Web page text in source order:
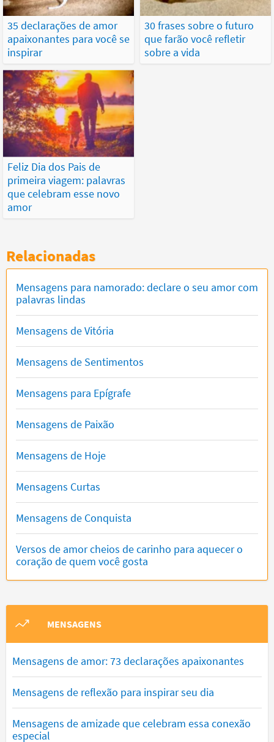
35 declarações de amor
apaixonantes para você se
inspirar
30 frases sobre o futuro
que farão você refletir
sobre a vida
Feliz Dia dos Pais de
primeira viagem: palavras
que celebram esse novo
amor
Relacionadas
Mensagens para namorado: declare o seu amor com
palavras lindas
Mensagens de Vitória
Mensagens de Sentimentos
Mensagens para Epígrafe
Mensagens de Paixão
Mensagens de Hoje
Mensagens Curtas
Mensagens de Conquista
Versos de amor cheios de carinho para aquecer o
coração de quem você gosta
MENSAGENS
Mensagens de amor: 73 declarações apaixonantes
Mensagens de reflexão para inspirar seu dia
Mensagens de amizade que celebram essa conexão
especial